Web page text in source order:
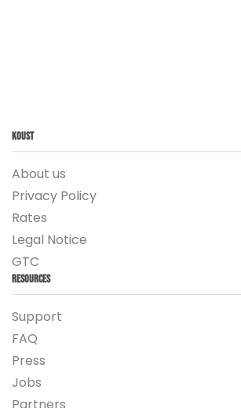
Koust
About us
Privacy Policy
Rates
Legal Notice
GTC
Resources
Support
FAQ
Press
Jobs
Partners